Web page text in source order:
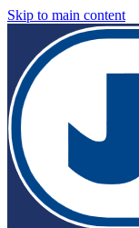
Skip to main content